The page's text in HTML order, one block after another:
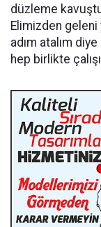
düzleme
Elimizden geleni
adım atalım
hep birlikte